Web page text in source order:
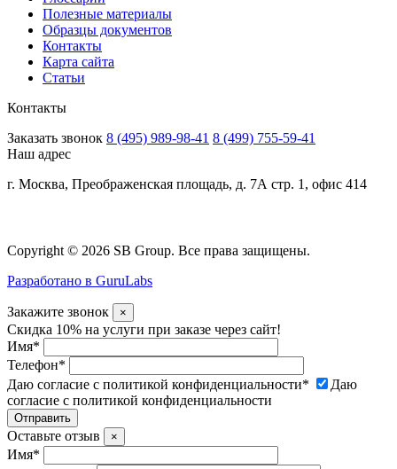
Полезные материалы
Образцы документов
Контакты
Карта сайта
Статьи
Контакты
Заказать звонок 8 (495) 989-98-41 8 (499) 755-59-41
Наш адрес
г. Москва, Преображенская площадь, д. 7А стр. 1, офис 414
Copyright © 2026 SB Group. Все права защищены.
Разработано в GuruLabs
Закажите звонок ×
Скидка 10% на услуги при заказе через сайт!
Имя*
Телефон*
Даю согласие с политикой конфиденциальности*
Даю
согласие с политикой конфиденциальности
Оставьте отзыв ×
Имя*